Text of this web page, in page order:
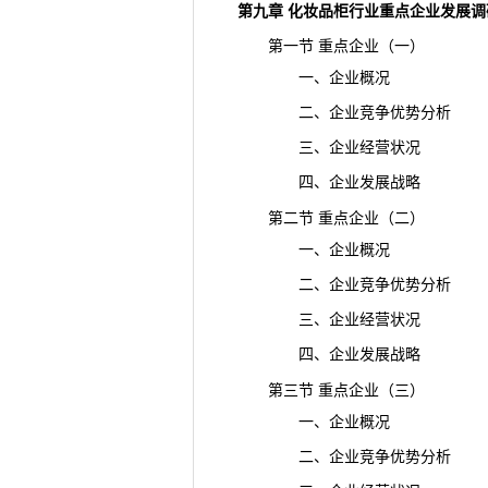
第九章 化妆品柜行业重点企业发展
第一节 重点企业（一）
一、企业概况
二、企业竞争优势分析
三、企业经营状况
四、企业发展战略
第二节 重点企业（二）
一、企业概况
二、企业竞争优势分析
三、企业经营状况
四、企业发展战略
第三节 重点企业（三）
一、企业概况
二、企业竞争优势分析